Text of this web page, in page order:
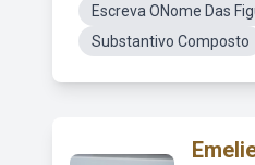
Escreva ONome Das
Substantivo Composto